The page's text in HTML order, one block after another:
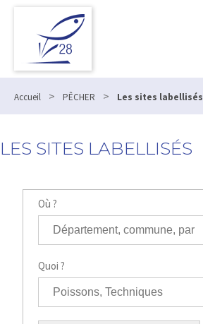
Accueil > PÊCHER > Les sites labellisés
LES SITES LABELLISÉS
Où ?
Quoi ?